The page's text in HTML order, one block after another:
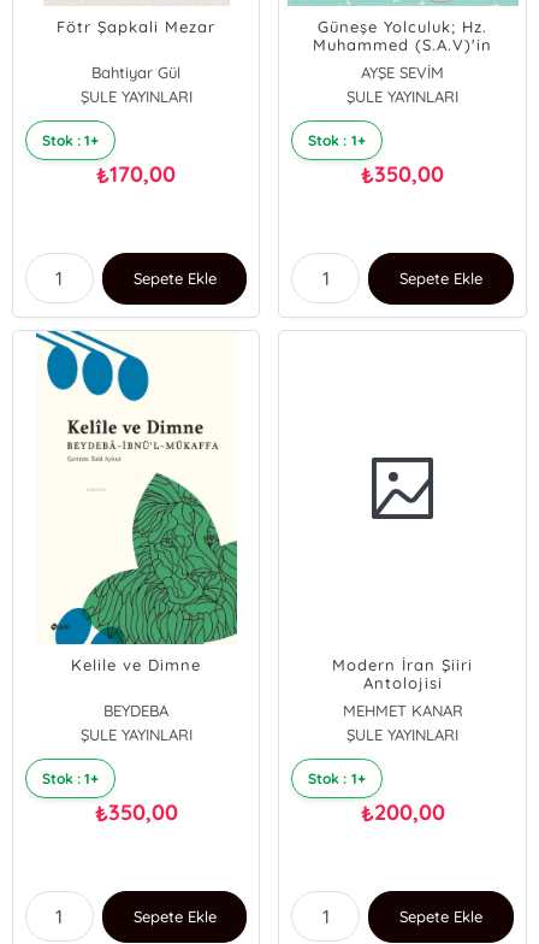
Fötr Şapkali Mezar
Bahtiyar Gül
ŞULE YAYINLARI
Stok : 1+
₺170,00
Sepete Ekle
Güneşe Yolculuk; Hz.
Muhammed (S.A.V)'in
Hayatı
AYŞE SEVİM
ŞULE YAYINLARI
Stok : 1+
₺350,00
Sepete Ekle
Kelile ve Dimne
BEYDEBA
ŞULE YAYINLARI
Stok : 1+
₺350,00
Sepete Ekle
Modern İran Şiiri
Antolojisi
MEHMET KANAR
ŞULE YAYINLARI
Stok : 1+
₺200,00
Sepete Ekle